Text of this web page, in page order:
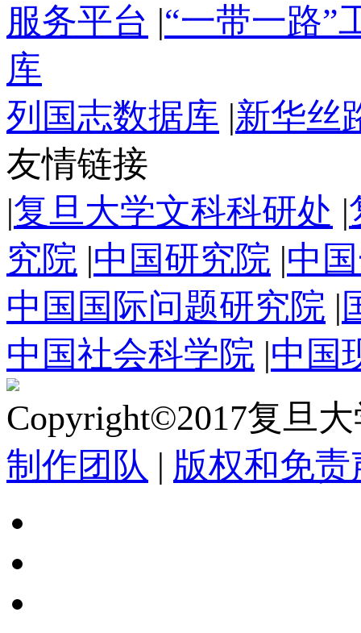
服务平台 |“一带一路”
库
列国志数据库 |新华丝
友情链接
|复旦大学文科科研处 |
究院 |中国研究院 |中
中国国际问题研究院 |
中国社会科学院 |中国
Copyright©2017复旦
制作团队 | 版权和免责